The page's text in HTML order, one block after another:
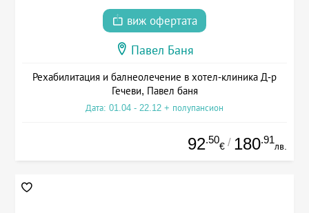
виж офертата
Павел Баня
Рехабилитация и балнеолечение в хотел-клиника Д-р
Гечеви, Павел баня
Дата: 01.04 - 22.12 + полупансион
92.50
€ / 180.91
лв.